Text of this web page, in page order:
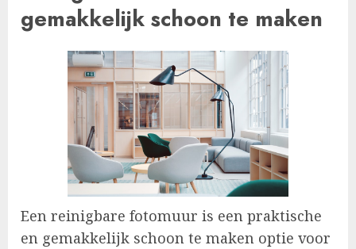
gemakkelijk schoon te maken
Een reinigbare fotomuur is een praktische
en gemakkelijk schoon te maken optie voor